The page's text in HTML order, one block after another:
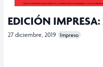
EDICIÓN
27 diciembre, 2019 Impreso